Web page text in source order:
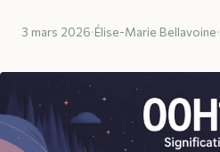
3 mars 2026·Élise-Marie Bellavoine·